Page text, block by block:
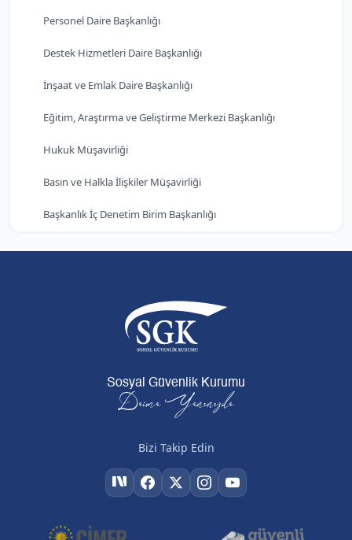
Personel Daire Başkanlığı
Destek Hizmetleri Daire Başkanlığı
İnşaat ve Emlak Daire Başkanlığı
Eğitim, Araştırma ve Geliştirme Merkezi Başkanlığı
Hukuk Müşavirliği
Basın ve Halkla İlişkiler Müşavirliği
Başkanlık İç Denetim Birim Başkanlığı
Sosyal Güvenlik Kurumu
Daima Yanınızda
Bizi Takip Edin